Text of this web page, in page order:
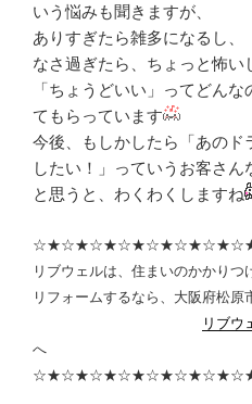
いう悩みも聞きますが、
ありすぎたら雑多になるし、
なさ過ぎたら、ちょっと怖い
「ちょうどいい」ってどん
てもらっています
今後、もしかしたら「あのド
したい！」っていうお客さ
と思うと、わくわくしますね
リブウェルは、住まいのかかりつ
リフォームするなら、大阪府松
リブウ
へ